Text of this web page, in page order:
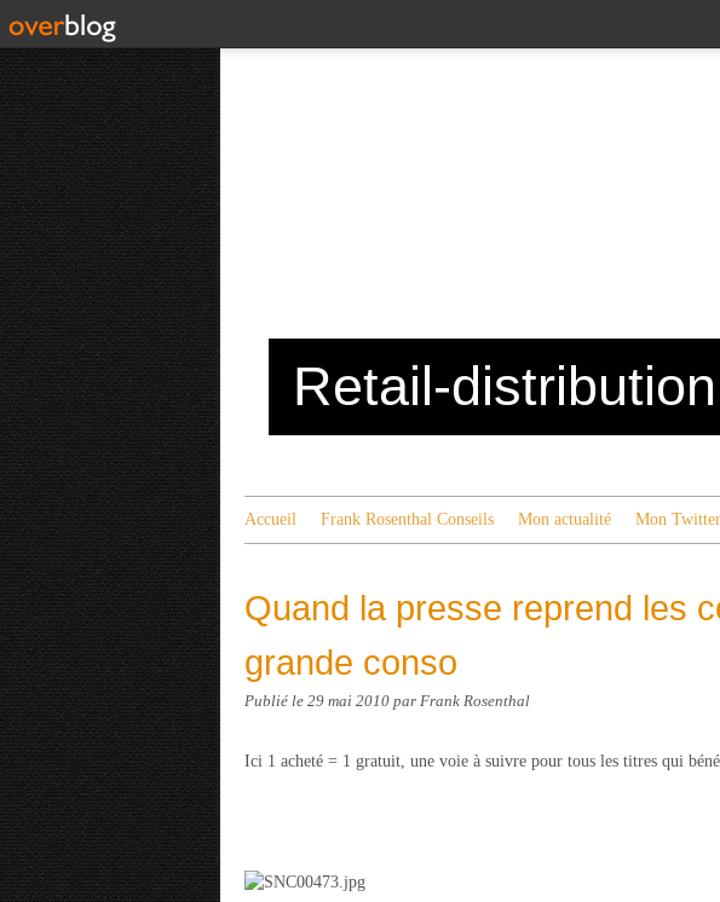
Retail-
Accueil Frank Rosenthal Conseils Mon actualité Mon Twitter
Quand la presse reprend les
grande conso
Publié le 29 mai 2010 par Frank Rosenthal
Ici 1 acheté = 1 gratuit, une voie à suivre pour tous les titres qui